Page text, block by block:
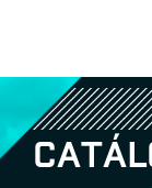
CATÁL